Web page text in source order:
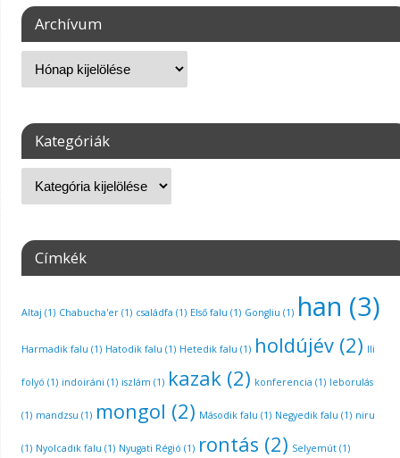
Archívum
Kategóriák
Címkék
Altaj (1) Chabucha'er(1) családfa (1) Első falu (1) Gongliu (1) han (3)
Harmadik falu (1) Hatodik falu (1) Hetedik falu (1) holdújév(2) Ili
folyó (1) indoiráni (1) iszlám (1) kazak(2) konferencia (1) leborulás
(1) mandzsu (1) mongol (2) Második falu (1) Negyedik falu (1) niru
(1) Nyolcadik falu (1) Nyugati Régió (1) rontás (2) Selyemút(1)